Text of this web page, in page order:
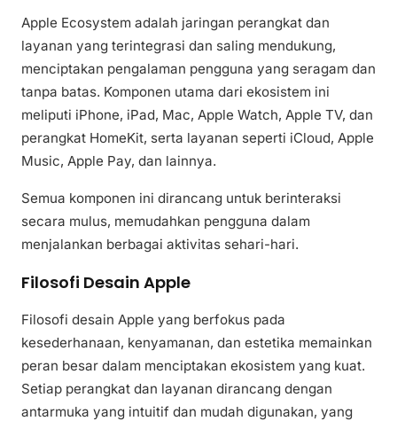
Apple Ecosystem adalah jaringan perangkat dan
layanan yang terintegrasi dan saling mendukung,
menciptakan pengalaman pengguna yang seragam dan
tanpa batas. Komponen utama dari ekosistem ini
meliputi iPhone, iPad, Mac, Apple Watch, Apple TV, dan
perangkat HomeKit, serta layanan seperti iCloud, Apple
Music, Apple Pay, dan lainnya.
Semua komponen ini dirancang untuk berinteraksi
secara mulus, memudahkan pengguna dalam
menjalankan berbagai aktivitas sehari-hari.
Filosofi Desain Apple
Filosofi desain Apple yang berfokus pada
kesederhanaan, kenyamanan, dan estetika memainkan
peran besar dalam menciptakan ekosistem yang kuat.
Setiap perangkat dan layanan dirancang dengan
antarmuka yang intuitif dan mudah digunakan, yang